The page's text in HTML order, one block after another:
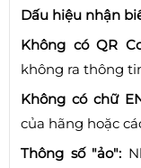
Dấu hiệu nhận
Không có QR
không ra thông
Không có chữ
của hãng hoặc
Thông số "ảo":